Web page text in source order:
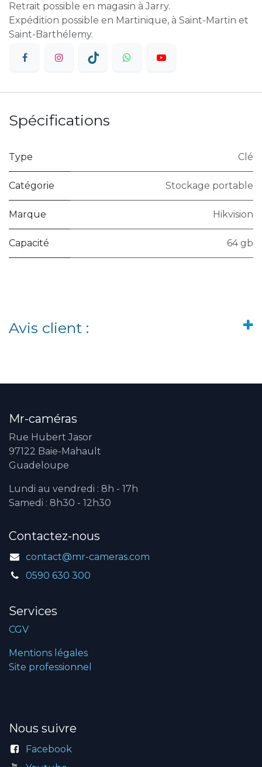
Retrait possible en magasin à Jarry.
Expédition possible en Martinique, à Saint-Martin et
Saint-Barthélemy.
Spécifications
Type Clé
Catégorie Stockage portable
Marque Hikvision
Capacité 64 gb
Avis client :
Mr-caméras
Rue Hubert Jasor
97122 Baie-Mahault
Guadeloupe
Lundi au vendredi : 8h - 17h
Samedi : 8h30 - 12h30
Contactez-nous
contact@mr-cameras.com
0590 630 300
Services
CGV
Mentions légales
Site professionnel
Nous suivre
Facebook